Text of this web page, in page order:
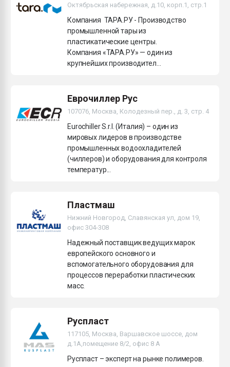
Октябрьская набережная, д.10, корп.1, стр.1
Компания ТАРА.РУ - Производство
промышленной тары из
пластикатические центры.
Компания «ТАРА.РУ» — один из
крупнейших производител...
Еврочиллер Рус
107076, Москва, Колодезный пер., д. 3, стр. 4
Eurochiller S.r.l. (Италия) – один из
мировых лидеров в производстве
промышленных водоохладителей
(чиллеров) и оборудования для контроля
температур...
Пластмаш
Нижний Новгород, Славянская ул, дом 19,
офис 304-308
Надежный поставщик ведущих марок
европейского основного и
вспомогательного оборудования для
процессов переработки пластических
масс.
Руспласт
117105, Москва, Варшавское шоссе, дом
д.1А,помещение 8/2, офис 8 А
Руспласт – эксперт на рынке полимеров.